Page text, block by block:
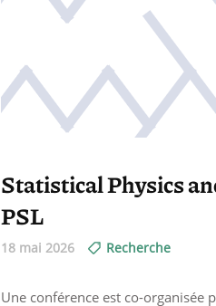
Statistical Physics
PSL
18 mai 2026 Recherche
Une conférence est co-organisée